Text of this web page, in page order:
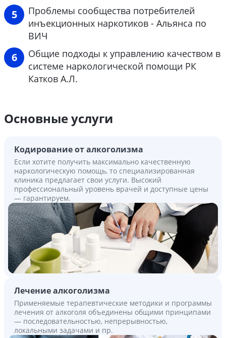
Проблемы сообщества потребителей
инъекционных наркотиков - Альянса по
ВИЧ
Общие подходы к управлению качеством в
системе наркологической помощи РК
Катков А.Л.
Основные услуги
Кодирование от алкоголизма
Если хотите получить максимально качественную
наркологическую помощь, то специализированная
клиника предлагает свои услуги. Высокий
профессиональный уровень врачей и доступные цены
— гарантируем.
Лечение алкоголизма
Применяемые терапевтические методики и программы
лечения от алкоголя объединены общими принципами
— последовательностью, непрерывностью,
локальными задачами и пр.